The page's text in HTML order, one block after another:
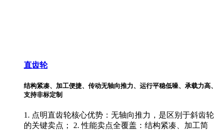
直齿轮
结构紧凑、加工便捷、传动无轴向推力、运行平稳低噪、承载力高、
支持非标定制
1. 点明直齿轮核心优势：无轴向推力，是区别于斜齿轮
的关键卖点； 2. 性能卖点全覆盖：结构紧凑、加工简